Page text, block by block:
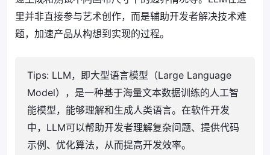
里并非直接参与艺术创作，而是辅助开发者解决技术难
题，加速产品从构想到实现的过程。
Tips: LLM，即大型语言模型（Large Language
Model），是一种基于海量文本数据训练的人工智
能模型，能够理解和生成人类语言。在软件开发
中，LLM可以帮助开发者理解复杂问题、提供代码
示例、优化算法，从而提高开发效率。